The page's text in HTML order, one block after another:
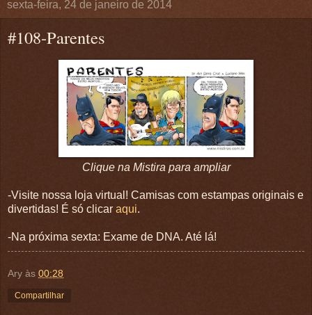
sexta-feira, 24 de janeiro de 2014
#108-Parentes
Clique na Mistira para ampliar
-Visite nossa loja virtual! Camisas com estampas originais e
divertidas! É só clicar aqui.
-Na próxima sexta: Exame de DNA. Até lá!
Ary às 00:28
Compartilhar